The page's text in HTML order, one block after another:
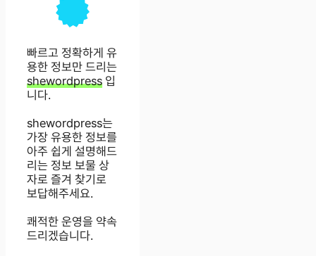
빠르고 정확하게 유
용한 정보만 드리는
shewordpress 입
니다.
shewordpress는
가장 유용한 정보를
아주 쉽게 설명해드
리는 정보 보물 상
자로 즐겨 찾기로
보답해주세요.
쾌적한 운영을 약속
드리겠습니다.